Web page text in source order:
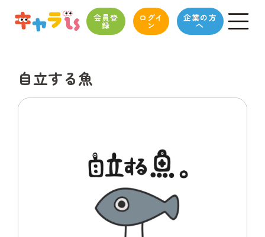
会員登
録
ログイ
ン
企業の方
へ
自立する魚